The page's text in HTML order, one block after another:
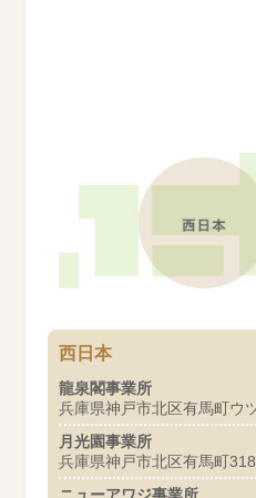
西日本
龍泉閣事業所
兵庫県神戸市北区有馬町ウ
月光園事業所
兵庫県神戸市北区有馬町318
ニューアワジ事業所